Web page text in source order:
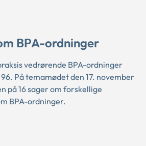
BPA-ordninger
vedrørende BPA-ordninger
På temamødet den 17. november
på 16 sager om forskellige
BPA-ordninger.